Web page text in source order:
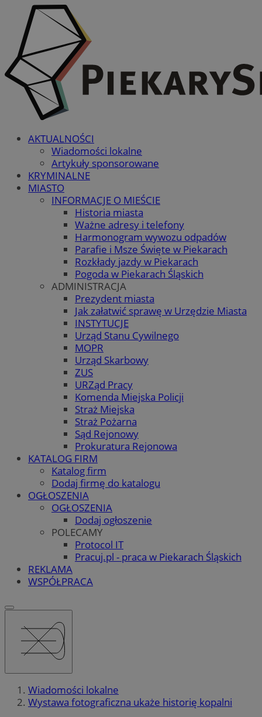
AKTUALNOŚCI
Wiadomości lokalne
Artykuły sponsorowane
KRYMINALNE
MIASTO
INFORMACJE O MIEŚCIE
Historia miasta
Ważne adresy i telefony
Harmonogram wywozu odpadów
Parafie i Msze Święte w Piekarach
Rozkłady jazdy w Piekarach
Pogoda w Piekarach Śląskich
ADMINISTRACJA
Prezydent miasta
Jak załatwić sprawę w Urzędzie Miasta
INSTYTUCJE
Urząd Stanu Cywilnego
MOPR
Urząd Skarbowy
ZUS
URZąd Pracy
Komenda Miejska Policji
Straż Miejska
Straż Pożarna
Sąd Rejonowy
Prokuratura Rejonowa
KATALOG FIRM
Katalog firm
Dodaj firmę do katalogu
OGŁOSZENIA
OGŁOSZENIA
Dodaj ogłoszenie
POLECAMY
Protocol IT
Pracuj.pl - praca w Piekarach Śląskich
REKLAMA
WSPÓŁPRACA
Wiadomości lokalne
Wystawa fotograficzna ukaże historię kopalni